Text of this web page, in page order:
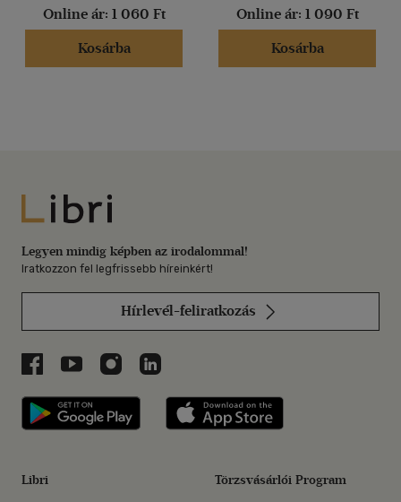
Online ár: 1 060 Ft
Kosárba
Online ár: 1 090 Ft
Kosárba
Libri
Legyen mindig képben az irodalommal!
Iratkozzon fel legfrissebb híreinkért!
Hírlevél-feliratkozás
Libri a Facebookon
Libri a Youtube-on
Libri az Instagramon
Libri a LinkedInen
Libri applikáció Szerezd meg: Google
Libri Törzsvásárlói Program